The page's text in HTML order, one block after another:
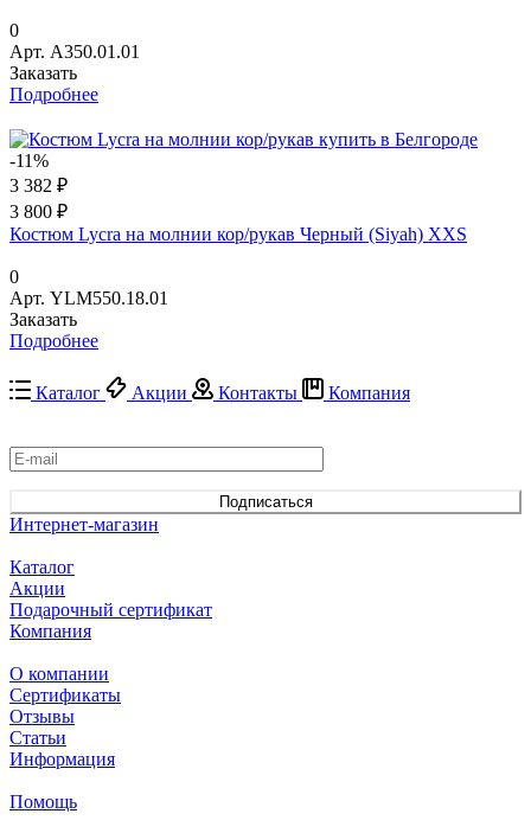
0
Арт. A350.01.01
Заказать
Подробнее
-11%
3 382 ₽
3 800 ₽
Костюм Lycra на молнии кор/рукав Черный (Siyah) XXS
0
Арт. YLM550.18.01
Заказать
Подробнее
Каталог Акции Контакты
Компания
Подписаться
Интернет-магазин
Каталог
Акции
Подарочный сертификат
Компания
О компании
Сертификаты
Отзывы
Статьи
Информация
Помощь